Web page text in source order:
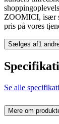
ZOOMICI, især
pris på vores
Sælges af1
Se alle
Mere om